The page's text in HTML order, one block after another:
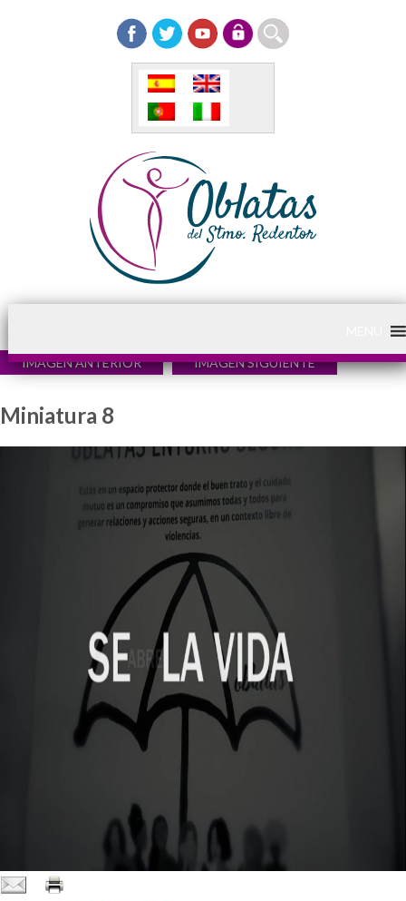
IMAGEN ANTERIOR IMAGEN SIGUIENTE
Miniatura 8